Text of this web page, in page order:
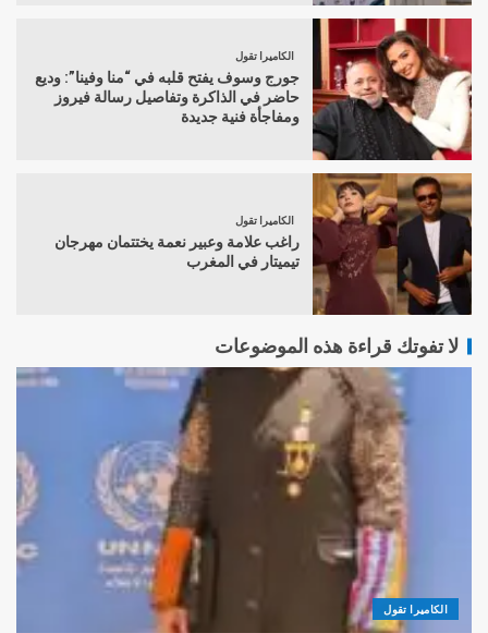
الكاميرا تقول
جورج وسوف يفتح قلبه في “منا وفينا”: وديع
حاضر في الذاكرة وتفاصيل رسالة فيروز
ومفاجأة فنية جديدة
الكاميرا تقول
راغب علامة وعبير نعمة يختتمان مهرجان
تيميتار في المغرب
لا تفوتك قراءة هذه الموضوعات
الكاميرا تقول